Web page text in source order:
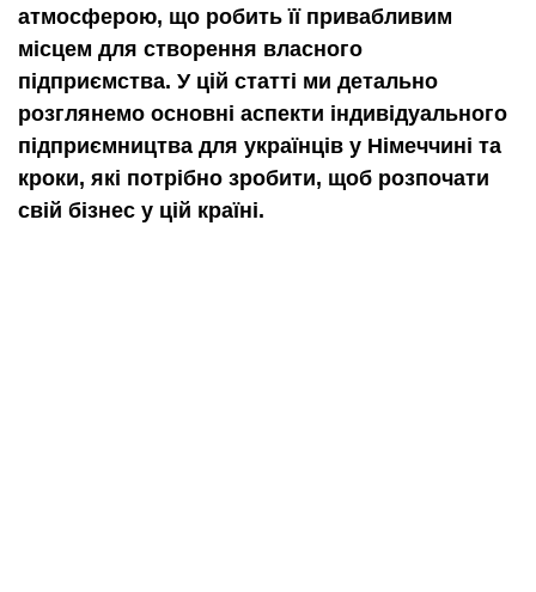
атмосферою, що робить її привабливим
місцем для створення власного
підприємства. У цій статті ми детально
розглянемо основні аспекти індивідуального
підприємництва для українців у Німеччині та
кроки, які потрібно зробити, щоб розпочати
свій бізнес у цій країні.